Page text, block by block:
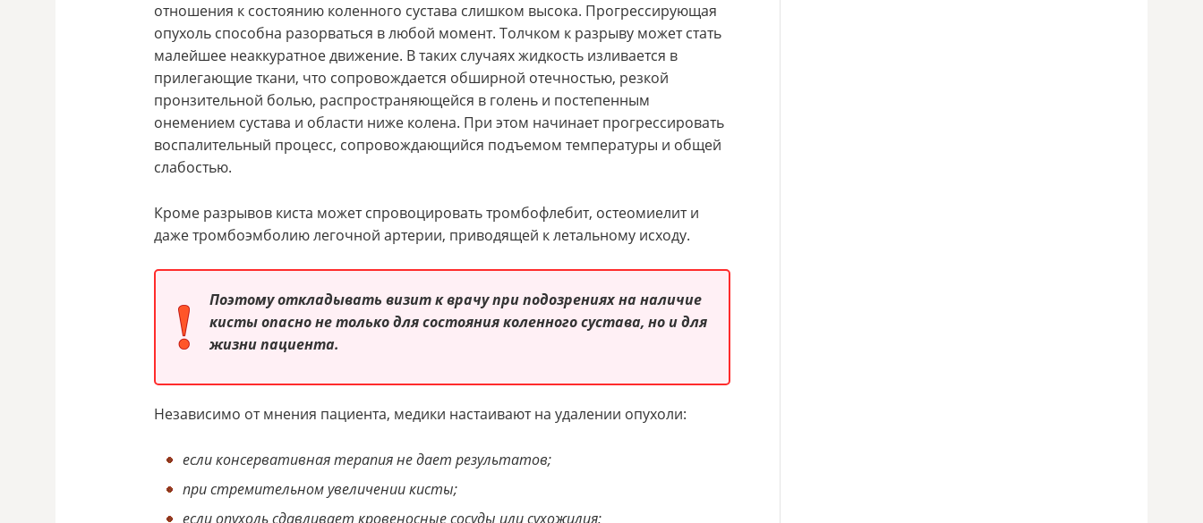
отношения к состоянию коленного сустава слишком высока. Прогрессирующая
опухоль способна разорваться в любой момент. Толчком к разрыву может стать
малейшее неаккуратное движение. В таких случаях жидкость изливается в
прилегающие ткани, что сопровождается обширной отечностью, резкой
пронзительной болью, распространяющейся в голень и постепенным
онемением сустава и области ниже колена. При этом начинает прогрессировать
воспалительный процесс, сопровождающийся подъемом температуры и общей
слабостью.
Кроме разрывов киста может спровоцировать тромбофлебит, остеомиелит и
даже тромбоэмболию легочной артерии, приводящей к летальному исходу.
Поэтому откладывать визит к врачу при подозрениях на наличие
кисты опасно не только для состояния коленного сустава, но и для
жизни пациента.
Независимо от мнения пациента, медики настаивают на удалении опухоли:
если консервативная терапия не дает результатов;
при стремительном увеличении кисты;
если опухоль сдавливает кровеносные сосуды или сухожилия;